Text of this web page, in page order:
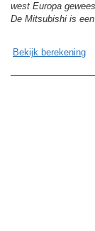
west Europa
De Mitsubishi is
Bekijk berekening